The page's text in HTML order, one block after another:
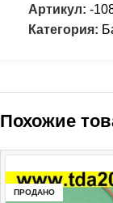
Артикул: -
Категория:
Похожие
ПРОДАНО